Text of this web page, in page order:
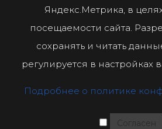
Яндекс.Метрика, в
посещаемости сайта.
сохранять и читать
регулируется в настройках
Подробнее о политике
Согласен